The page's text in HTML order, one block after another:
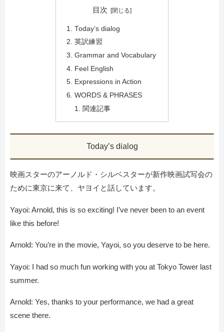
目次
Today’s dialog
英訳練習
Grammar and Vocabulary
Feel English
Expressions in Action
WORDS & PHRASES
関連記事
Today’s dialog
映画スターのアーノルド・シルベスターが新作映画試写会の
ために東京に来て、ヤヨイと話しています。
Yayoi: Arnold, this is so exciting! I’ve never been to an event
like this before!
Arnold: You’re in the movie, Yayoi, so you deserve to be here.
Yayoi: I had so much fun working with you at Tokyo Tower last
summer.
Arnold: Yes, thanks to your performance, we had a great
scene there.